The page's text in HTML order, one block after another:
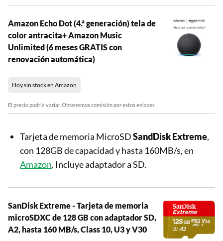
Amazon Echo Dot (4.ª generación) tela de
color antracita+ Amazon Music
Unlimited (6 meses GRATIS con
renovación automática)
Hoy sin stock en Amazon
El precio podría variar. Obtenemos comisión por estos enlaces
Tarjeta de memoria MicroSDSandDisk Extreme,
con 128GB de capacidad y hasta 160MB/s, en
Amazon. Incluye adaptador a SD.
SanDisk Extreme - Tarjeta de memoria
microSDXC de 128 GB con adaptador SD,
A2, hasta 160 MB/s, Class 10, U3 y V30